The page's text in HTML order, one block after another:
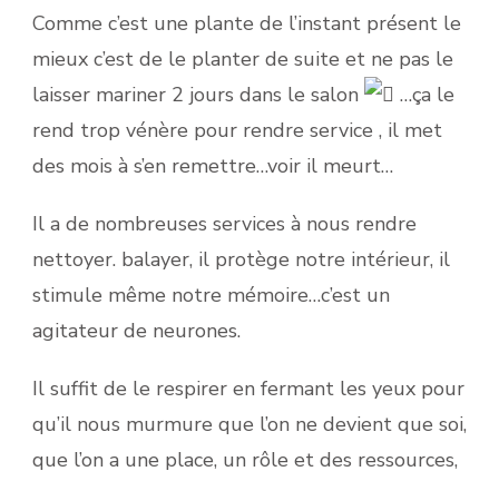
Comme c’est une plante de l’instant présent le
mieux c’est de le planter de suite et ne pas le
laisser mariner 2 jours dans le salon
…ça le
rend trop vénère pour rendre service , il met
des mois à s’en remettre…voir il meurt…
Il a de nombreuses services à nous rendre
nettoyer. balayer, il protège notre intérieur, il
stimule même notre mémoire…c’est un
agitateur de neurones.
Il suffit de le respirer en fermant les yeux pour
qu’il nous murmure que l’on ne devient que soi,
que l’on a une place, un rôle et des ressources,